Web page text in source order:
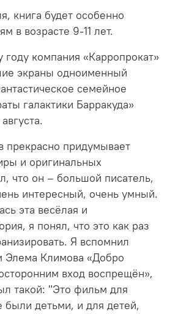
книга будет особенно
в возрасте 9-11 лет.
компания «Карропрокат»
экраны одноименный
семейное
галактики Барракуда»
прекрасно придумывает
и оригинальных
что он – большой писатель,
интересный, очень умный.
эта весёлая и
я понял, что это как раз
Я вспомнил
Элема Климова «Добро
вход воспрещён»,
такой: "Это фильм для
были детьми, и для детей,